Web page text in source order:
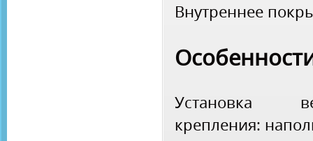
Внутреннее
Установка
крепления: